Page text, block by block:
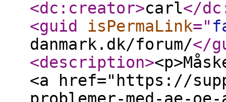
<dc:creator>carl</
<guid
isPermaLink="
danmark.dk/forum/</
<description>
<a href="https://